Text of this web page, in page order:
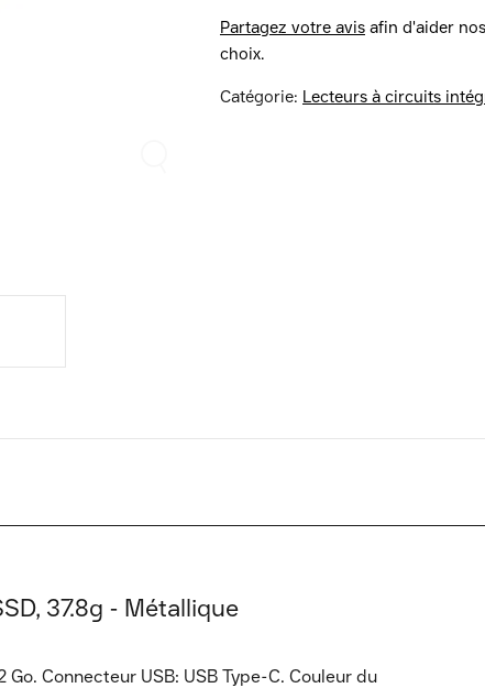
Partagez votre avis afin d'aider
choix.
Catégorie: Lecteurs à circuits
37.8g - Métallique
Connecteur USB: USB Type-C. Couleur du